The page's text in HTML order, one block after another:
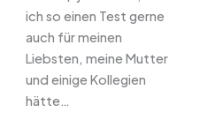
ich so einen Test gerne
auch für meinen
Liebsten, meine Mutter
und einige Kollegien
hätte…